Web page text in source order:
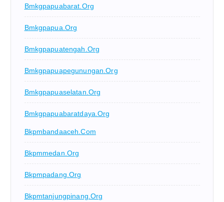
Bmkgpapuabarat.org
Bmkgpapua.org
Bmkgpapuatengah.org
Bmkgpapuapegunungan.org
Bmkgpapuaselatan.org
Bmkgpapuabaratdaya.org
Bkpmbandaaceh.com
Bkpmmedan.org
Bkpmpadang.org
Bkpmtanjungpinang.org